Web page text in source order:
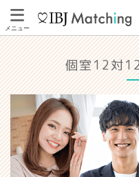
メニュー
個室12対